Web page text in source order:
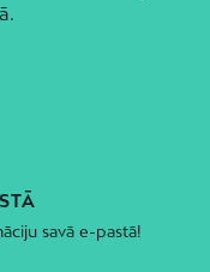
savā e-pastā!